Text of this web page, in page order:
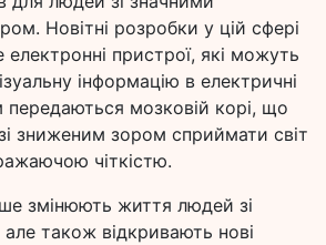
Новітні розробки у цій сфері
пристрої, які можуть
інформацію в електричні
передаються мозковій корі, що
зниженим зором сприймати світ
чіткістю.
змінюють життя людей зі
також відкривають нові